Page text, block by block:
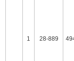
1 28-889